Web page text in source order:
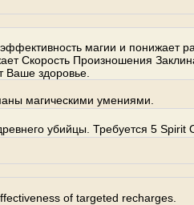
магии и понижает
Скорость Произношения
Ваше здоровье.
магическими умениями.
убийцы. Требуется 5 Spirit
of targeted recharges.